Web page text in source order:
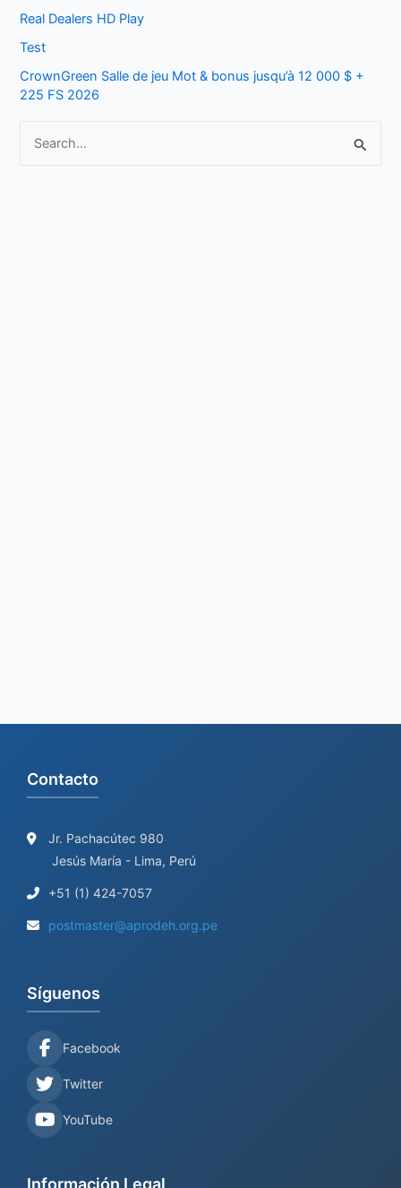
r
:
Real Dealers HD Play
Test
CrownGreen Salle de jeu Mot & bonus jusqu’à 12 000 $ +
225 FS 2026
Contacto
Jr. Pachacútec 980
Jesús María - Lima, Perú
+51 (1) 424-7057
postmaster@aprodeh.org.pe
Síguenos
Facebook
Twitter
YouTube
Información Legal